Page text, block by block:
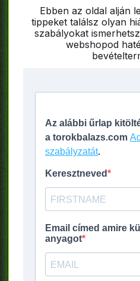
Ebben az oldal alján
tippeket találsz olyan
szabályokat
webshopod